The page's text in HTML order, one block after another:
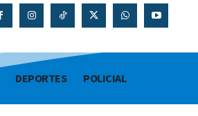
DEPORTES POLICIAL